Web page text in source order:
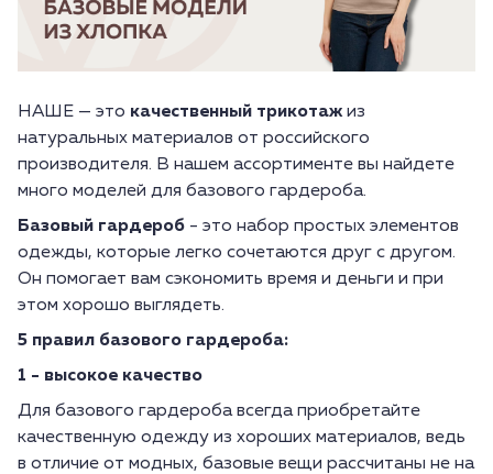
НАШЕ — это качественный трикотажиз
натуральных материалов от российского
производителя. В нашем ассортименте вы найдете
много моделей для базового гардероба.
Базовый гардероб - это набор простых элементов
одежды, которые легко сочетаются друг с другом.
Он помогает вам сэкономить время и деньги и при
этом хорошо выглядеть.
5 правил базового гардероба:
1 - высокое качество
Для базового гардероба всегда приобретайте
качественную одежду из хороших материалов, ведь
в отличие от модных, базовые вещи рассчитаны не на